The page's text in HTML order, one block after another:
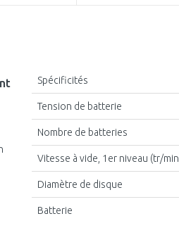
Spécificités
Tension de batterie
Nombre de batteries
Vitesse à vide, 1er niveau (tr/
Diamètre de disque
Batterie